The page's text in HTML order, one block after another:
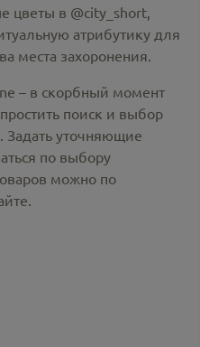
цветы в @city_short,
атрибутику для
места захоронения.
– в скорбный момент
поиск и выбор
Задать уточняющие
по выбору
можно по